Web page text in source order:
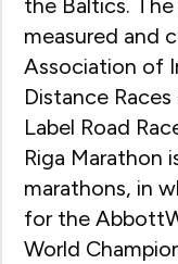
the Baltics.
measured and
Association of
Distance
Label Road
Riga Marathon
marathons, in
for the
World